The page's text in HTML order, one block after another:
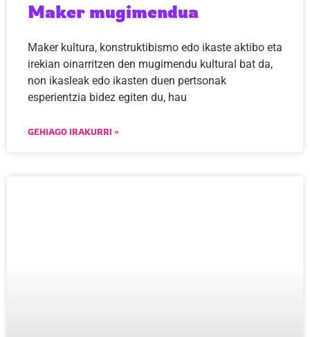
Maker mugimendua
Maker kultura, konstruktibismo edo ikaste aktibo eta
irekian oinarritzen den mugimendu kultural bat da,
non ikasleak edo ikasten duen pertsonak
esperientzia bidez egiten du, hau
GEHIAGO IRAKURRI »